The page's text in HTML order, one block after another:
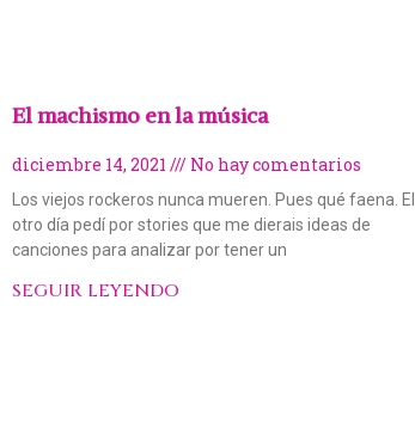
El machismo en la música
diciembre 14, 2021 No hay comentarios
Los viejos rockeros nunca mueren. Pues qué faena. El
otro día pedí por stories que me dierais ideas de
canciones para analizar por tener un
SEGUIR LEYENDO